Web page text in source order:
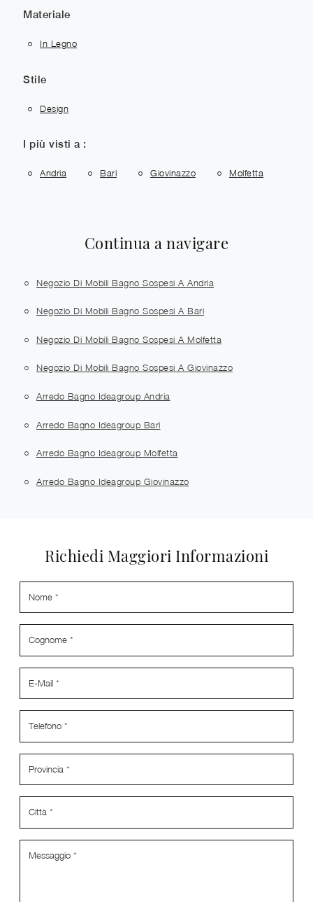
Materiale
In Legno
Stile
Design
I più visti a :
Andria Bari Giovinazzo Molfetta
Continua a navigare
Negozio Di Mobili Bagno Sospesi A Andria
Negozio Di Mobili Bagno Sospesi A Bari
Negozio Di Mobili Bagno Sospesi A Molfetta
Negozio Di Mobili Bagno Sospesi A Giovinazzo
Arredo Bagno Ideagroup Andria
Arredo Bagno Ideagroup Bari
Arredo Bagno Ideagroup Molfetta
Arredo Bagno Ideagroup Giovinazzo
Richiedi Maggiori Informazioni